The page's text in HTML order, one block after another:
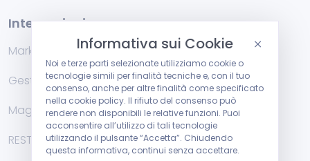
Integrazioni
Marketplace
Gestionali di fatturazione
Magazzino
RESTFul API
Informativa sui Cookie
Noi e terze parti selezionate utilizziamo cookie o
tecnologie simili per finalità tecniche e, con il tuo
consenso, anche per altre finalità come specificato
nella cookie policy. Il rifiuto del consenso può
rendere non disponibili le relative funzioni. Puoi
acconsentire all’utilizzo di tali tecnologie
utilizzando il pulsante “Accetta”. Chiudendo
questa informativa, continui senza accettare.